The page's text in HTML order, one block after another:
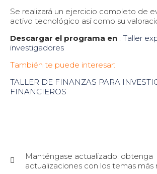
Se realizará un ejercicio completo de
activo tecnológico así como su
Descargar el programa en : Taller
investigadores
También te puede interesar:
TALLER DE FINANZAS PARA
FINANCIEROS
Manténgase actualizado: obtenga
actualizaciones con los temas más